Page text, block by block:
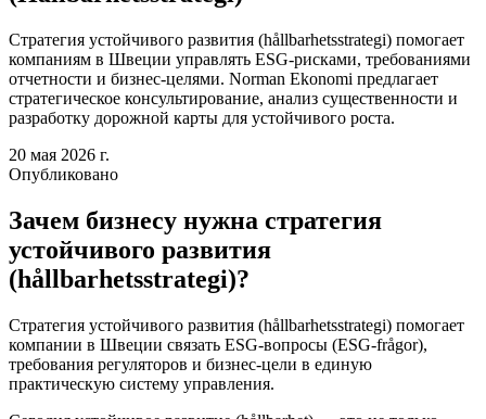
Стратегия устойчивого развития (hållbarhetsstrategi) помогает
компаниям в Швеции управлять ESG-рисками, требованиями
отчетности и бизнес-целями. Norman Ekonomi предлагает
стратегическое консультирование, анализ существенности и
разработку дорожной карты для устойчивого роста.
20 мая 2026 г.
Опубликовано
Зачем бизнесу нужна стратегия
устойчивого развития
(hållbarhetsstrategi)?
Стратегия устойчивого развития (hållbarhetsstrategi) помогает
компании в Швеции связать ESG-вопросы (ESG-frågor),
требования регуляторов и бизнес-цели в единую
практическую систему управления.